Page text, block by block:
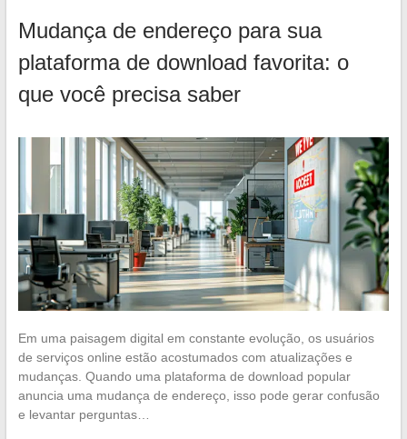
Mudança de endereço para sua
plataforma de download favorita: o
que você precisa saber
Em uma paisagem digital em constante evolução, os usuários
de serviços online estão acostumados com atualizações e
mudanças. Quando uma plataforma de download popular
anuncia uma mudança de endereço, isso pode gerar confusão
e levantar perguntas…